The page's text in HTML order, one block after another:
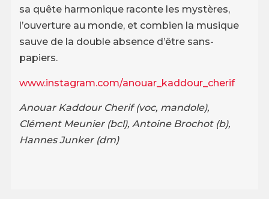
sa quête harmonique raconte les mystères,
l’ouverture au monde, et combien la musique
sauve de la double absence d’être sans-
papiers.
www.instagram.com/anouar_kaddour_cherif
Anouar Kaddour Cherif (voc, mandole),
Clément Meunier (bcl), Antoine Brochot (b),
Hannes Junker (dm)